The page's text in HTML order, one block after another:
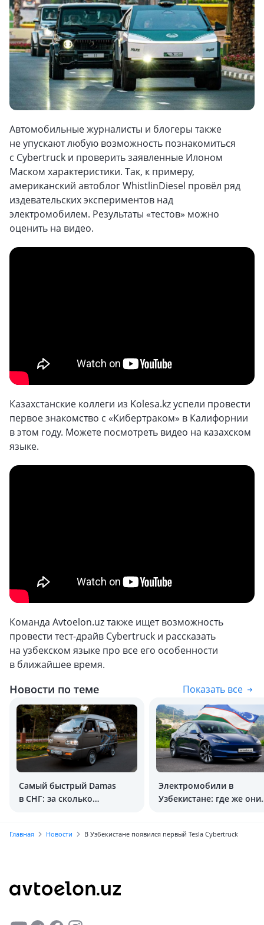
Автомобильные журналисты и блогеры также
не упускают любую возможность познакомиться
с Cybertruck и проверить заявленные Илоном
Маском характеристики. Так, к примеру,
американский автоблог WhistlinDiesel провёл ряд
издевательских экспериментов над
электромобилем. Результаты «тестов» можно
оценить на видео.
Казахстанские коллеги из Kolesa.kz успели провести
первое знакомство с «Кибертраком» в Калифорнии
в этом году. Можете посмотреть видео на казахском
языке.
Команда Avtoelon.uz также ищет возможность
провести тест-драйв Cybertruck и рассказать
на узбекском языке про все его особенности
в ближайшее время.
Новости по теме Показать все
Самый быстрый Damas
в СНГ: за сколько
Электромобили в
Узбекистане: где же они
Главная Новости В Узбекистане появился первый Tesla Cybertruck